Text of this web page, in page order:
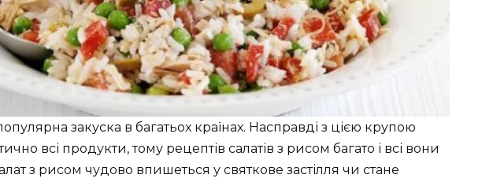
закуска в багатьох країнах. Насправді з цією крупою
всі продукти, тому рецептів салатів з рисом багато і всі вони
з рисом чудово впишеться у святкове застілля чи стане